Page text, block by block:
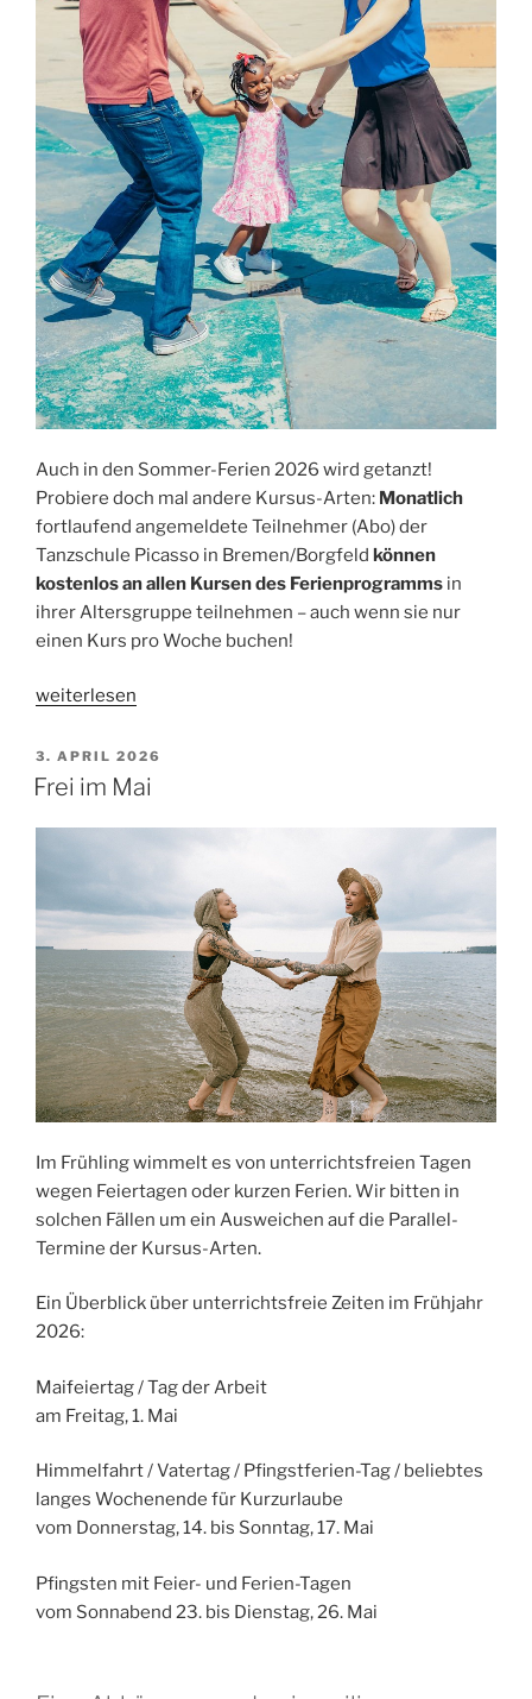
Auch in den Sommer-Ferien 2026 wird getanzt!
Probiere doch mal andere Kursus-Arten: Monatlich
fortlaufend angemeldete Teilnehmer (Abo) der
Tanzschule Picasso in Bremen/Borgfeld können
kostenlos an allen Kursen des Ferienprogramms in
ihrer Altersgruppe teilnehmen – auch wenn sie nur
einen Kurs pro Woche buchen!
„Ferienprogramm
nächsten
Schulferien“
weiterlesen
VERÖFFENTLICHT
AM
3. APRIL 2026
Frei im Mai
Im Frühling wimmelt es von unterrichtsfreien Tagen
wegen Feiertagen oder kurzen Ferien. Wir bitten in
solchen Fällen um ein Ausweichen auf die Parallel-
Termine der Kursus-Arten.
Ein Überblick über unterrichtsfreie Zeiten im Frühjahr
2026:
Maifeiertag / Tag der Arbeit
am Freitag, 1. Mai
Himmelfahrt / Vatertag / Pfingstferien-Tag / beliebtes
langes Wochenende für Kurzurlaube
vom Donnerstag, 14. bis Sonntag, 17. Mai
Pfingsten mit Feier- und Ferien-Tagen
vom Sonnabend 23. bis Dienstag, 26. Mai